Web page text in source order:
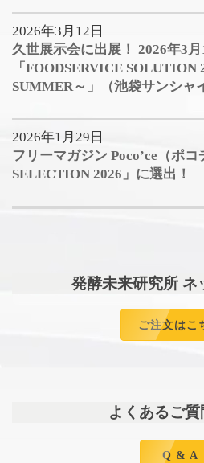
2026年3月12日
久世展示会に出展！ 2026年3月
「FOODSERVICE SOLUTION
SUMMER～」（池袋サンシャ
2026年1月29日
フリーマガジン Poco’ce（ポ
SELECTION 2026」に選出！
発酵未来研究所 ネ
ご注文はこ
よくあるご
Q & A